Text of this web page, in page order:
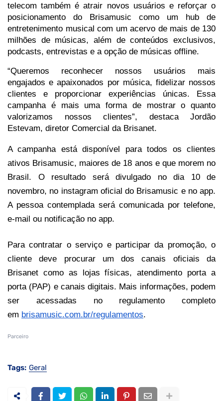
telecom também é atrair novos usuários e reforçar o
posicionamento do Brisamusic como um hub de
entretenimento musical com um acervo de mais de 130
milhões de músicas, além de conteúdos exclusivos,
podcasts, entrevistas e a opção de músicas offline.
“Queremos reconhecer nossos usuários mais
engajados e apaixonados por música, fidelizar nossos
clientes e proporcionar experiências únicas. Essa
campanha é mais uma forma de mostrar o quanto
valorizamos nossos clientes”, destaca Jordão
Estevam, diretor Comercial da Brisanet.
A campanha está disponível para todos os clientes
ativos Brisamusic, maiores de 18 anos e que morem no
Brasil. O resultado será divulgado no dia 10 de
novembro, no instagram oficial do Brisamusic e no app.
A pessoa contemplada será comunicada por telefone,
e-mail ou notificação no app.
Para contratar o serviço e participar da promoção, o
cliente deve procurar um dos canais oficiais da
Brisanet como as lojas físicas, atendimento porta a
porta (PAP) e canais digitais. Mais informações, podem
ser acessadas no regulamento completo
em brisamusic.com.br/regulamentos.
Parceiro
Tags: Geral